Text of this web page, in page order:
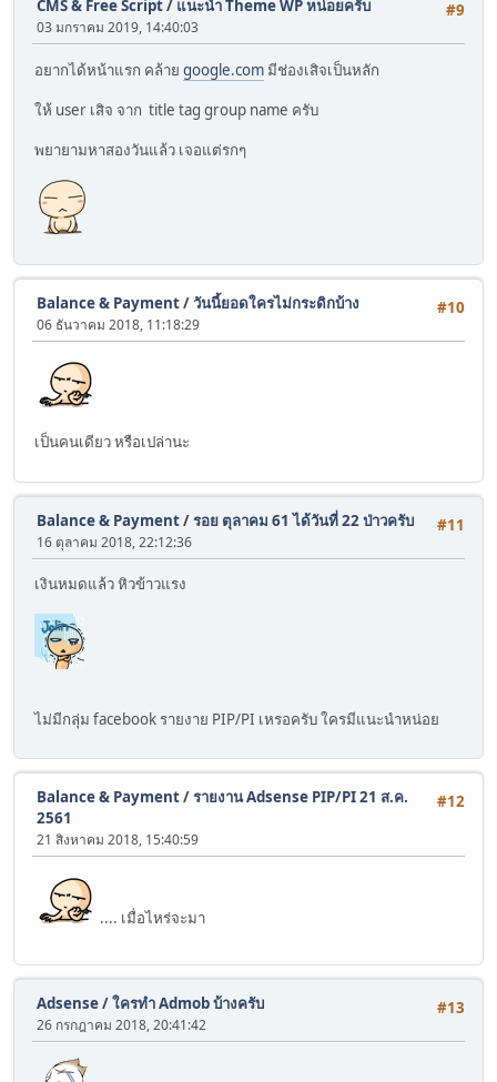
#9
CMS & Free Script/ แนะนำ Theme WP หน่อยครับ
03 มกราคม 2019, 14:40:03
อยากได้หน้าแรก คล้าย google.comมีช่องเสิจเป็นหลัก
ให้ user เสิจ จาก title tag group name ครับ
พยายามหาสองวันแล้ว เจอแต่รกๆ
#10
Balance & Payment/วันนี้ยอดใครไม่กระดิกบ้าง
06 ธันวาคม 2018, 11:18:29
เป็นคนเดียว หรือเปล่านะ
#11
Balance & Payment/รอย ตุลาคม 61 ได้วันที่ 22 ป่าวครับ
16 ตุลาคม 2018, 22:12:36
เงินหมดแล้ว หิวข้าวแรง
ไม่มีกลุ่ม facebook รายงาย PIP/PI เหรอครับ ใครมีแนะนำหน่อย
#12
Balance & Payment/รายงาน Adsense PIP/PI 21 ส.ค.
2561
21 สิงหาคม 2018, 15:40:59
.... เมื่อไหร่จะมา
#13
Adsense/ใครทำ Admob บ้างครับ
26 กรกฎาคม 2018, 20:41:42